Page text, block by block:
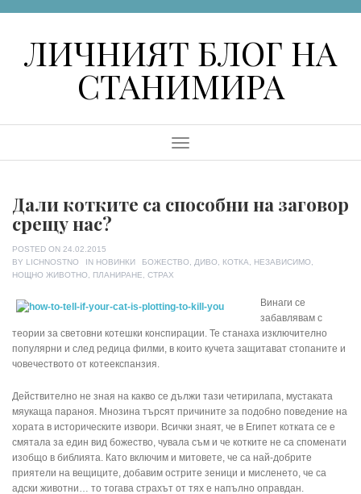
ЛИЧНИЯТ БЛОГ НА
СТАНИМИРА
Menu
Дали котките са способни на заговор
срещу нас?
POSTED ON 24.02.2015
BY LICHNOSTNO IN НОВИНКИ TAGS
БОЖЕСТВО ДИВО КОТКА НЕЗАВИСИМО
НОЩНО ЖИВОТНО
ПЛАНИРАНЕ СТРАХ
Винаги се
забавлявам с
теории за световни котешки конспирации. Те станаха изключително
популярни и след редица филми, в които кучета защитават стопаните и
човечеството от котеекспанзия.
Действително не зная на какво се дължи тази четирилапа, мустаката
мяукаща параноя. Мнозина търсят причините за подобно поведение на
хората в историческите извори. Всички знаят, че в Египет котката се е
смятала за един вид божество, чувала съм и че котките не са споменати
изобщо в библията. Като включим и митовете, че са най-добрите
приятели на вещиците, добавим острите зеници и мисленето, че са
адски животни… то тогава страхът от тях е напълно оправдан.